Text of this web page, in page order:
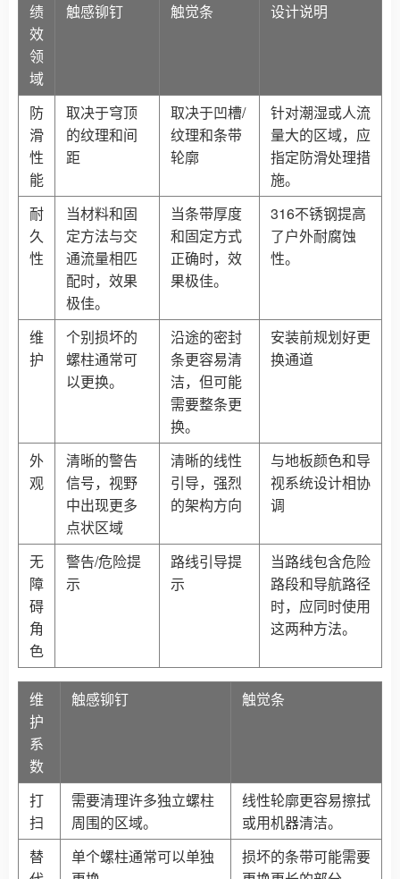
绩
效
领
域
触感铆钉 触觉条 设计说明
防
滑
性
能
取决于穹顶
的纹理和间
距
取决于凹槽/
纹理和条带
轮廓
针对潮湿或人流
量大的区域，应
指定防滑处理措
施。
耐
久
性
当材料和固
定方法与交
通流量相匹
配时，效果
极佳。
当条带厚度
和固定方式
正确时，效
果极佳。
316不锈钢提高
了户外耐腐蚀
性。
维
护
个别损坏的
螺柱通常可
以更换。
沿途的密封
条更容易清
洁，但可能
需要整条更
换。
安装前规划好更
换通道
外
观
清晰的警告
信号，视野
中出现更多
点状区域
清晰的线性
引导，强烈
的架构方向
与地板颜色和导
视系统设计相协
调
无
障
碍
角
色
警告/危险提
示
路线引导提
示
当路线包含危险
路段和导航路径
时，应同时使用
这两种方法。
维
护
系
数
触感铆钉 触觉条
打
扫
需要清理许多独立螺柱
周围的区域。
线性轮廓更容易擦拭
或用机器清洁。
替
单个螺柱通常可以单独
损坏的条带可能需要